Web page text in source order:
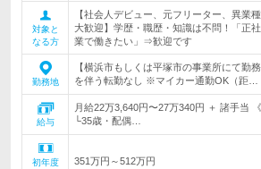
対象と
なる方
【社会人デビュー、元フリーター、異業
大歓迎】学歴・職歴・知識は不問！「正
業で働きたい」⇒歓迎です
勤務地
【横浜市もしくは平塚市の事業所にて勤
を伴う転勤なし ※マイカー通勤OK（距…
給与
月給22万3,640円〜27万340円 ＋ 諸手当
└35歳・配偶…
初年度
351万円～512万円